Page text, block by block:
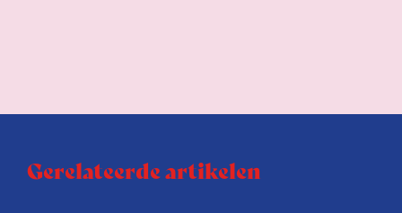
Gerelateerde artikelen